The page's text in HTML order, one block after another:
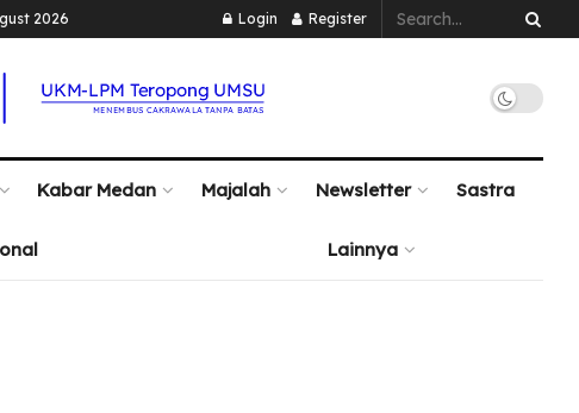
2026 Login Register
Kabar Medan Majalah Newsletter Sastra
Lainnya